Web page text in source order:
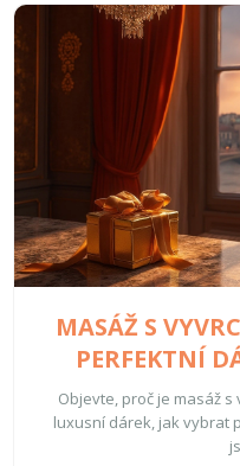
MASÁŽ S
PERFEKTNÍ
Objevte, proč je masáž
luxusní dárek, jak vybrat